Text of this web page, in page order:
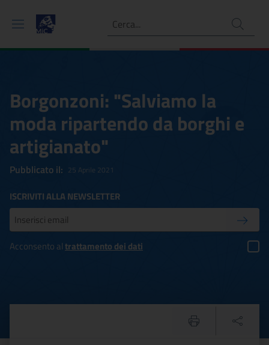
Ricerca
Borgonzoni: "Salviamo la
moda ripartendo da borghi e
artigianato"
Pubblicato il: 25 Aprile 2021
ISCRIVITI ALLA NEWSLETTER
Inserisci la tua mail
Acconsento altrattamento dei dati
Borgonzoni: "Salviamo